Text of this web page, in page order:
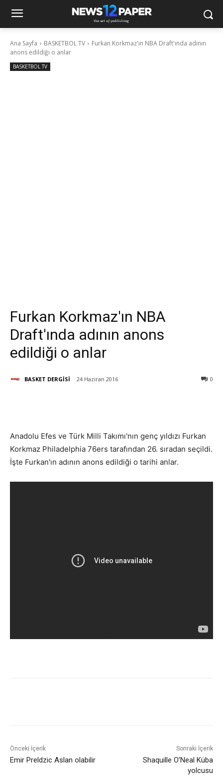
Ana Sayfa BASKETBOL TV
Furkan Korkmaz'ın NBA Draft'ında adının
anons edildiği o anlar
BASKETBOL TV
Furkan Korkmaz'ın NBA
Draft'ında adının anons
edildiği o anlar
BASKET DERGİSİ 24 Haziran 2016 0
Anadolu Efes ve Türk Milli Takımı'nın genç yıldızı Furkan
Korkmaz Philadelphia 76ers tarafından 26. sıradan seçildi.
İşte Furkan'ın adının anons edildiği o tarihi anlar.
Önceki İçerik
Emir Preldzic Aslan olabilir
Sonraki İçerik
Shaquille O’Neal Küba
yolcusu